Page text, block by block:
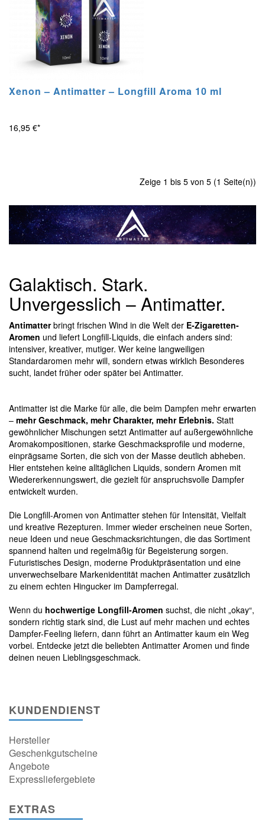
Xenon – Antimatter – Longfill Aroma 10 ml
16,95 €*
Zeige 1 bis 5 von 5 (1 Seite(n))
Galaktisch. Stark.
Unvergesslich – Antimatter.
Antimatterbringt frischen Wind in die Welt der E-Zigaretten-
Aromen und liefert Longfill-Liquids, die einfach anders sind:
intensiver, kreativer, mutiger. Wer keine langweiligen
Standardaromen mehr will, sondern etwas wirklich Besonderes
sucht, landet früher oder später bei Antimatter.
Antimatter ist die Marke für alle, die beim Dampfen mehr erwarten
– mehr Geschmack, mehr Charakter, mehr Erlebnis. Statt
gewöhnlicher Mischungen setzt Antimatter auf außergewöhnliche
Aromakompositionen, starke Geschmacksprofile und moderne,
einprägsame Sorten, die sich von der Masse deutlich abheben.
Hier entstehen keine alltäglichen Liquids, sondern Aromen mit
Wiedererkennungswert, die gezielt für anspruchsvolle Dampfer
entwickelt wurden.
Die Longfill-Aromen von Antimatter stehen für Intensität, Vielfalt
und kreative Rezepturen. Immer wieder erscheinen neue Sorten,
neue Ideen und neue Geschmacksrichtungen, die das Sortiment
spannend halten und regelmäßig für Begeisterung sorgen.
Futuristisches Design, moderne Produktpräsentation und eine
unverwechselbare Markenidentität machen Antimatter zusätzlich
zu einem echten Hingucker im Dampferregal.
Wenn du hochwertige Longfill-Aromen suchst, die nicht „okay“,
sondern richtig stark sind, die Lust auf mehr machen und echtes
Dampfer-Feeling liefern, dann führt an Antimatter kaum ein Weg
vorbei. Entdecke jetzt die beliebten Antimatter Aromen und finde
deinen neuen Lieblingsgeschmack.
KUNDENDIENST
Hersteller
Geschenkgutscheine
Angebote
Expressliefergebiete
EXTRAS